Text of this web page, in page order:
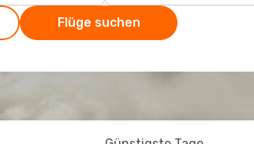
Flüge suchen